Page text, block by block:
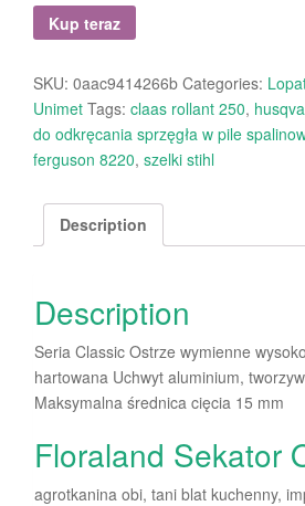
Kup teraz
SKU: 0aac9414266b Categories:
Unimet Tags: claas rollant 250,
do odkręcania sprzęgła w pile
ferguson 8220, szelki stihl
Description
Description
Seria Classic Ostrze wymienne
hartowana Uchwyt aluminium,
Maksymalna średnica cięcia 15 mm
Floraland Sekator
agrotkanina obi, tani blat kuchenny,